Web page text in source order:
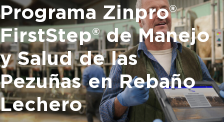
Buscar:
Programa Zinpro®
FirstStep® de Manejo
ySalud de las
Pezuñasen Rebaño
Lechero